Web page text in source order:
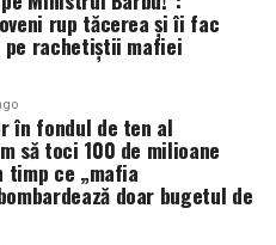
rup tăcerea și îi fac
pe rachetiștii mafiei
în fondul de ten al
să toci 100 de milioane
timp ce „mafia
doar bugetul de